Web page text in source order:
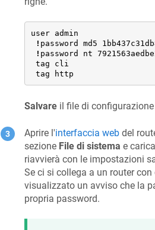
user admin
! password md5
! password nt
tag cli
tag http
Salvareil file di
Aprire l'interfaccia webdel
sezione File di sistema e
riavvierà con le impostazioni
Se ci si collega a un router
visualizzato un avviso che la
propria password.